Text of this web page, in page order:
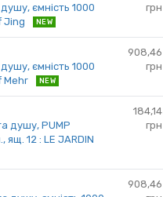
ємність 1000
Jing
NEW
грн
ємність 1000
Mehr
NEW
908,46
грн
душу, PUMP
ящ. 12 : LE JARDIN
184,14
грн
908,46